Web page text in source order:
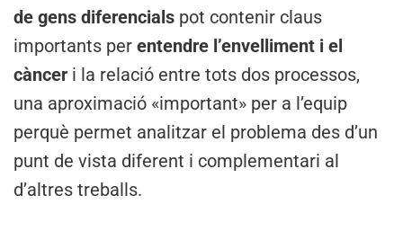
de gens diferencials pot contenir claus
importants per entendre l’envelliment i el
càncer i la relació entre tots dos processos,
una aproximació «important» per a l’equip
perquè permet analitzar el problema des d’un
punt de vista diferent i complementari al
d’altres treballs.